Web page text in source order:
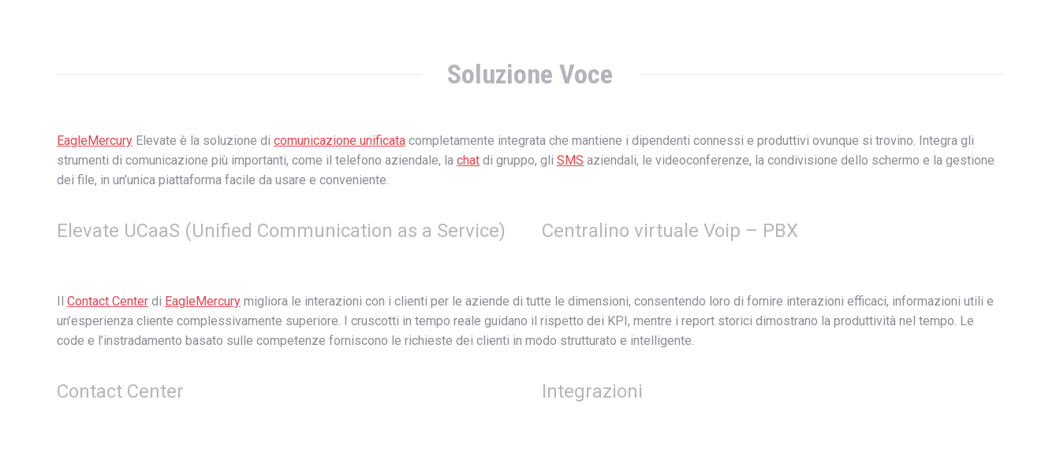
Soluzione Voce
EagleMercury Elevate è la soluzione di comunicazione unificata completamente integrata che mantiene i dipendenti connessi e produttivi ovunque si trovino. Integra gli
strumenti di comunicazione più importanti, come il telefono aziendale, la chat di gruppo, gli SMS aziendali, le videoconferenze, la condivisione dello schermo e la gestione
dei file, in un’unica piattaforma facile da usare e conveniente.
Elevate UCaaS (Unified Communication as a Service) Centralino virtuale Voip – PBX
Il Contact Center di EagleMercury migliora le interazioni con i clienti per le aziende di tutte le dimensioni, consentendo loro di fornire interazioni efficaci, informazioni utili e
un’esperienza cliente complessivamente superiore. I cruscotti in tempo reale guidano il rispetto dei KPI, mentre i report storici dimostrano la produttività nel tempo. Le
code e l’instradamento basato sulle competenze forniscono le richieste dei clienti in modo strutturato e intelligente.
Contact Center Integrazioni